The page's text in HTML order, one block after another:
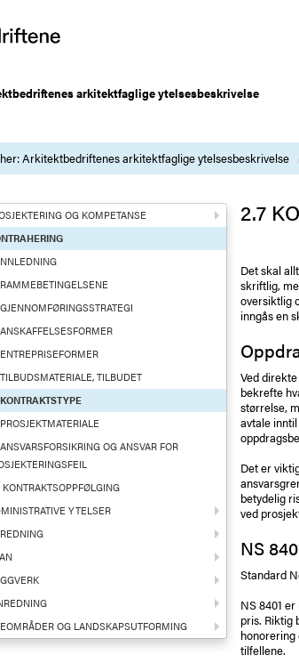
arkitektfaglige ytelsesbeskrivelse
Arkitektbedriftenes arkitektfaglige ytelsesbeskrivelse
OG KOMPETANSE
TILBUDET
OG ANSVAR FOR
KONTRAKTSOPPFØLGING
YTELSER
OG LANDSKAPSUTFORMING
2.7
Det skal
skriftlig,
oversiktlig
inngås en
Ved
bekrefte
størrelse,
avtale
Det er
betydelig
ved
NS
Standard
NS 8401
pris. Riktig
honorering
tilfellene.